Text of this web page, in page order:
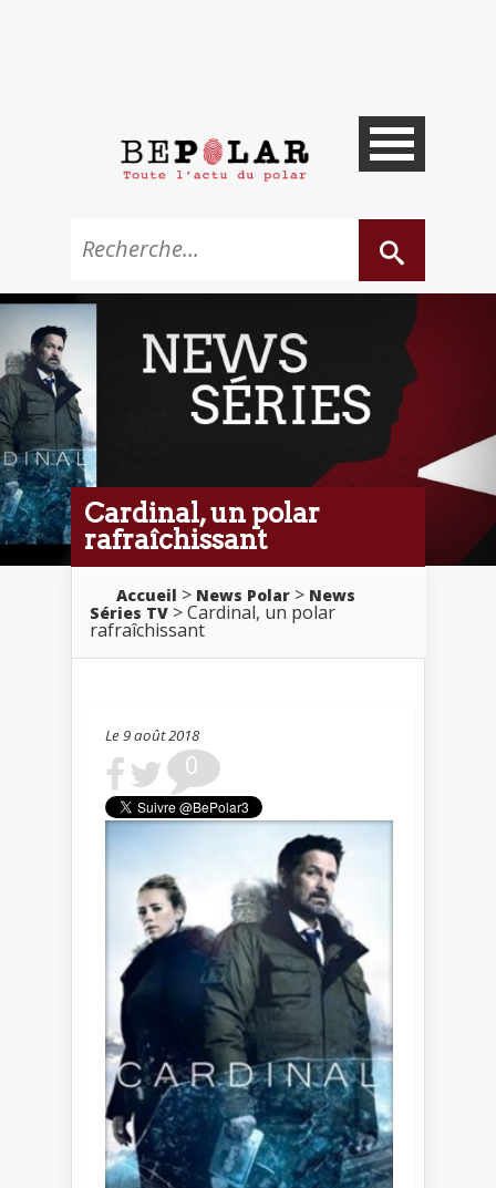
Cardinal, un polar
rafraîchissant
Accueil > News Polar > News
Séries TV > Cardinal, un polar
rafraîchissant
Le 9 août 2018
0